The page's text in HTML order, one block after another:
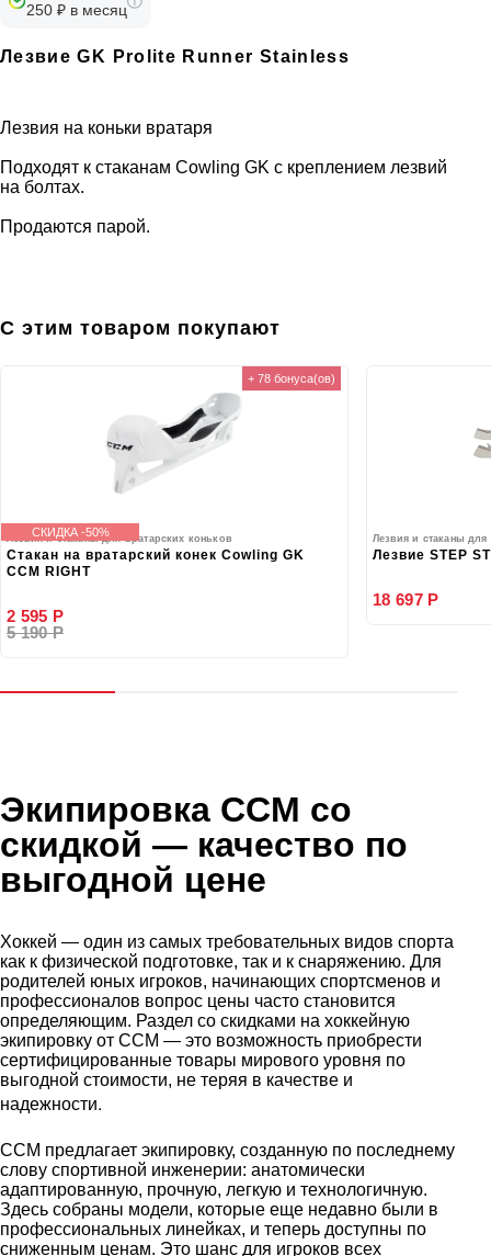
250 ₽ в месяц
Лезвие GK Prolite Runner Stainless
Лезвия на коньки вратаря
Подходят к стаканам Cowling GK с креплением лезвий
на болтах.
Продаются парой.
С этим товаром покупают
СКИДКА -50%
+ 78 бонуса(ов)
Лезвия и стаканы для вратарских коньков
Стакан на вратарский конек Cowling GK
CCM RIGHT
2 595 Р
5 190 Р
Лезвия и стаканы для
Лезвие STEP
18 697 Р
Экипировка CCM со
скидкой — качество по
выгодной цене
Хоккей — один из самых требовательных видов спорта
как к физической подготовке, так и к снаряжению. Для
родителей юных игроков, начинающих спортсменов и
профессионалов вопрос цены часто становится
определяющим. Раздел со скидками на хоккейную
экипировку от CCM — это возможность приобрести
сертифицированные товары мирового уровня по
выгодной стоимости, не теряя в качестве и
надежности.
CCM предлагает экипировку, созданную по последнему
слову спортивной инженерии: анатомически
адаптированную, прочную, легкую и технологичную.
Здесь собраны модели, которые еще недавно были в
профессиональных линейках, и теперь доступны по
сниженным ценам. Это шанс для игроков всех